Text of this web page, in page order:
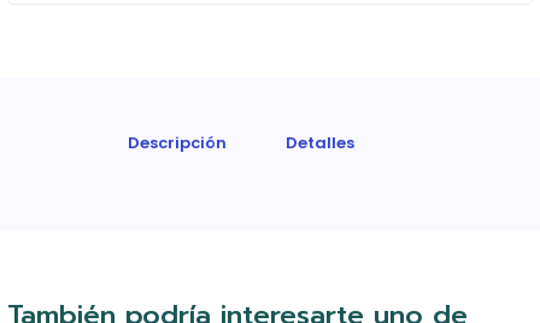
Descripción Detalles
También podría interesarte uno de